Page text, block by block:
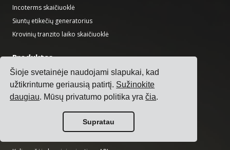
Šioje svetainėje naudojami slapukai, kad
užtikrintume geriausią patirtį. Sužinokite
daugiau. Mūsų privatumo politika yračia.
Supratau
Incoterms skaičiuoklė
Siuntų etikečių generatorius
Krovinių tranzito laiko skaičiuoklė
Produktas
Transporto valdymo programinė įranga
Krovinių kainų valdymo programinė įranga
Krovinių priemokų valdymo programinė įranga
Vežėjų integravimo programinė įranga
Krovinių valdymo programinė įranga